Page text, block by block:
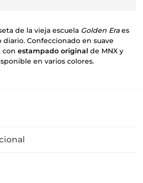
de la vieja escuela Golden Eraes
diario. Confeccionado en suave
con estampado original de MNX y
en varios colores.